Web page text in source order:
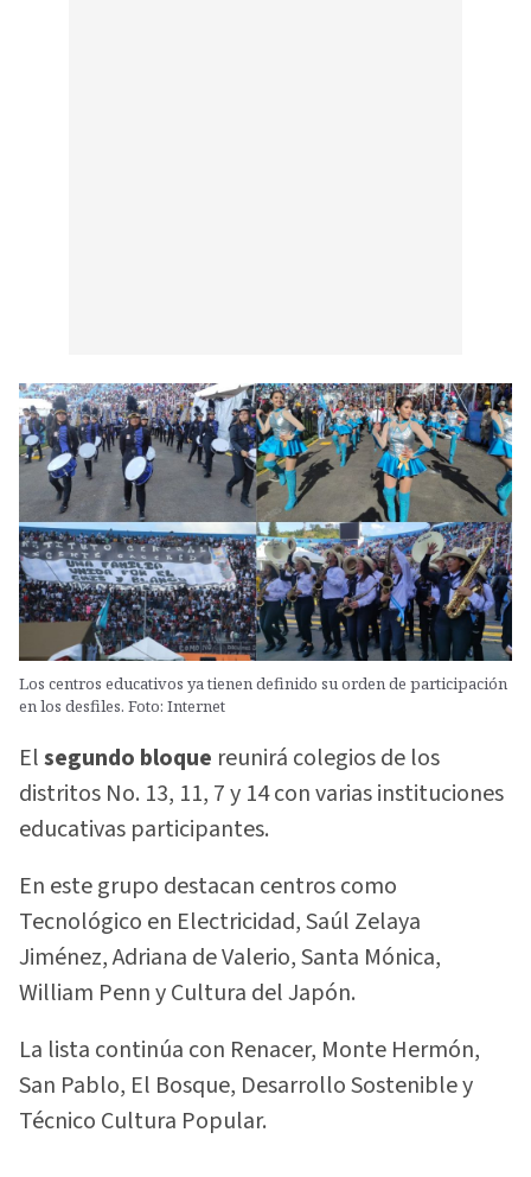
Los centros educativos ya tienen definido su orden de participación
en los desfiles. Foto: Internet
Elsegundo bloque reunirá colegios de los
distritos No. 13, 11, 7 y 14 con varias instituciones
educativas participantes.
En este grupo destacan centros como
Tecnológico en Electricidad, Saúl Zelaya
Jiménez, Adriana de Valerio, Santa Mónica,
William Penn y Cultura del Japón.
La lista continúa con Renacer, Monte Hermón,
San Pablo, El Bosque, Desarrollo Sostenible y
Técnico Cultura Popular.